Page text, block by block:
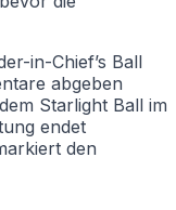
in-Chief’s Ball
abgeben
Starlight Ball im
endet
den